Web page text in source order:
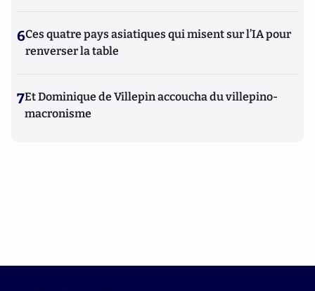
6Ces quatre pays asiatiques qui misent sur l’IA pour
renverser la table
7Et Dominique de Villepin accoucha du villepino-
macronisme